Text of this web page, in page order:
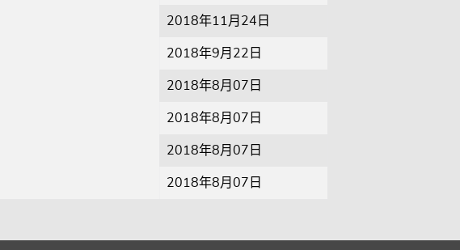
2018年11月24日
2018年9月22日
2018年8月07日
2018年8月07日
2018年8月07日
2018年8月07日